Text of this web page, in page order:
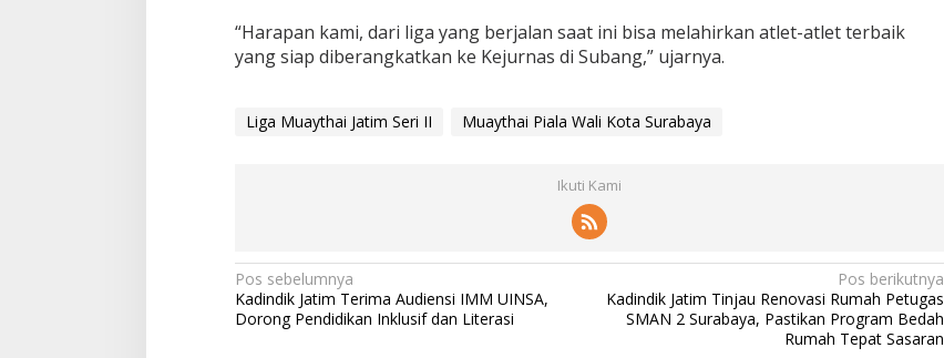
“Harapan kami, dari liga yang berjalan saat ini bisa melahirkan atlet-atlet terbaik
yang siap diberangkatkan ke Kejurnas di Subang,” ujarnya.
Liga Muaythai Jatim Seri II Muaythai Piala Wali Kota Surabaya
Ikuti Kami
N
a
Pos sebelumnya
Kadindik Jatim Terima Audiensi IMM UINSA,
Dorong Pendidikan Inklusif dan Literasi
Pos berikutnya
Kadindik Jatim Tinjau Renovasi Rumah Petugas
SMAN 2 Surabaya, Pastikan Program Bedah
Rumah Tepat Sasaran